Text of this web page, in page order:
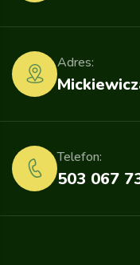
Adres:
503 067
Telefon: